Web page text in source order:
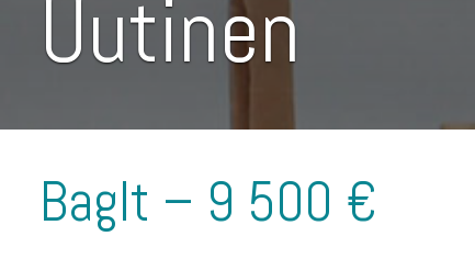
Uutinen
BagIt – 9 500 €